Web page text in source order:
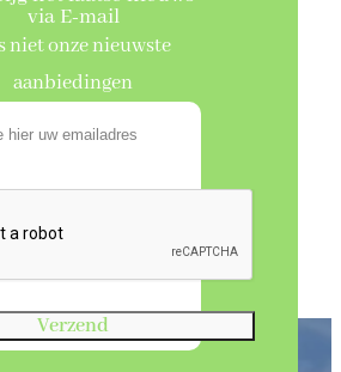
via E-mail
niet onze nieuwste
aanbiedingen
Verzend